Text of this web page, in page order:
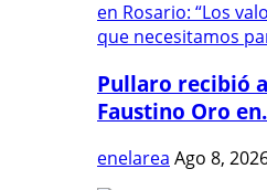
Pullaro recibió
Faustino Oro
enelarea Ago 8,